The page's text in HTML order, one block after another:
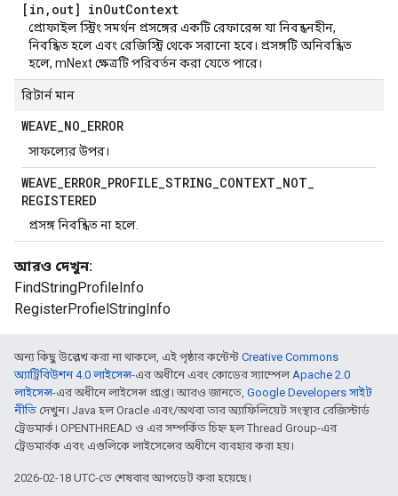
[in , out] inOutContext
প্রোফাইল স্ট্রিং সমর্থন প্রসঙ্গের একটি রেফারেন্স যা নিবন্ধনহীন,
নিবন্ধিত হলে এবং রেজিস্ট্রি থেকে সরানো হবে। প্রসঙ্গটি অনিবন্ধিত
হলে, mNext ক্ষেত্রটি পরিবর্তন করা যেতে পারে।
রিটার্ন মান
WEAVE_NO_ERROR
সাফল্যের উপর।
WEAVE_ERROR_PROFILE_STRING_CONTEXT_NOT_
REGISTERED
প্রসঙ্গ নিবন্ধিত না হলে.
আরও দেখুন:
FindStringProfileInfo
RegisterProfielStringInfo
অন্য কিছু উল্লেখ করা না থাকলে, এই পৃষ্ঠার কন্টেন্ট Creative Commons
অ্যাট্রিবিউশন 4.0 লাইসেন্স-এর অধীনে এবং কোডের স্যাম্পেলApache 2.0
লাইসেন্স-এর অধীনে লাইসেন্স প্রাপ্ত। আরও জানতে, Google Developers সাইট
নীতি দেখুন। Java হল Oracle এবং/অথবা তার অ্যাফিলিয়েট সংস্থার রেজিস্টার্ড
ট্রেডমার্ক। OPENTHREAD ও এর সম্পর্কিত চিহ্ন হল Thread Group-এর
ট্রেডমার্রক এবং এগুলিকে লাইসেন্সের অধীনে ব্যবহার করা হয়।
2026-02-18 UTC-তে শেষবার আপডেট করা হয়েছে।